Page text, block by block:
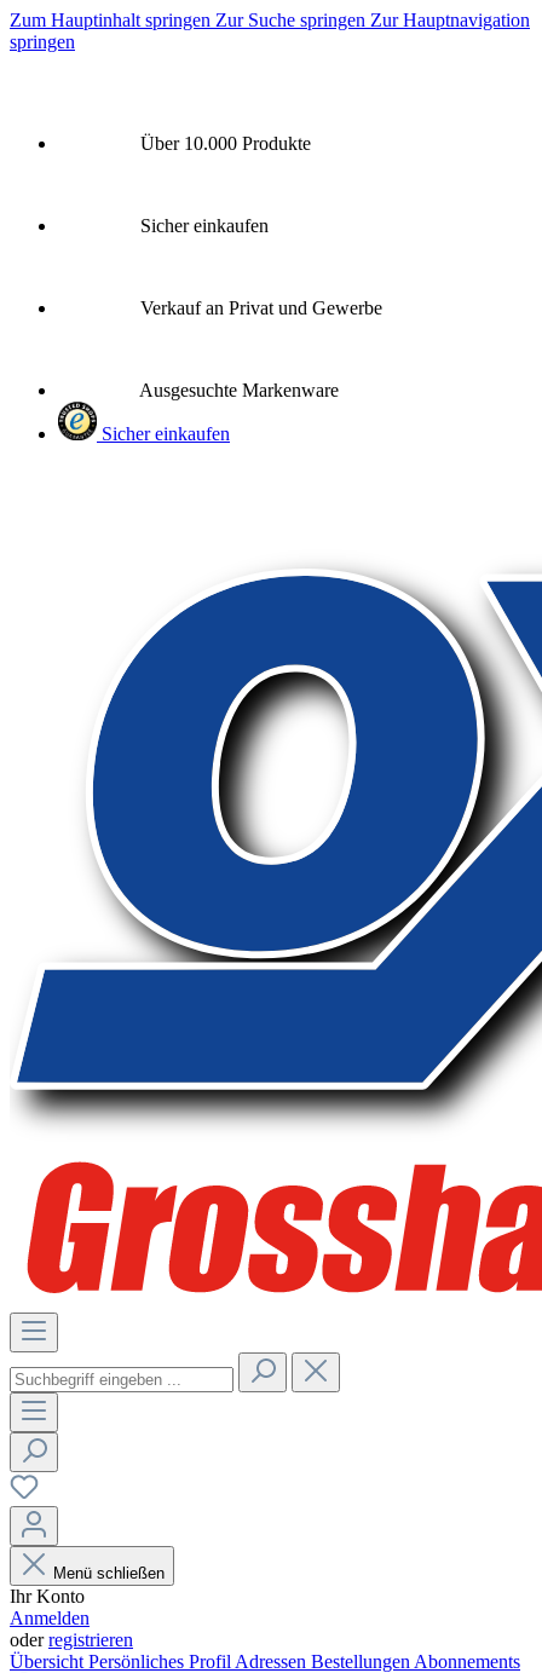
Zum Hauptinhalt springen Zur Suche springen Zur Hauptnavigation
springen
Über 10.000 Produkte
Sicher einkaufen
Verkauf an Privat und Gewerbe
Ausgesuchte Markenware
Sicher einkaufen
Menü schließen
Ihr Konto
Anmelden
oderregistrieren
Übersicht Persönliches Profil Adressen Bestellungen Abonnements